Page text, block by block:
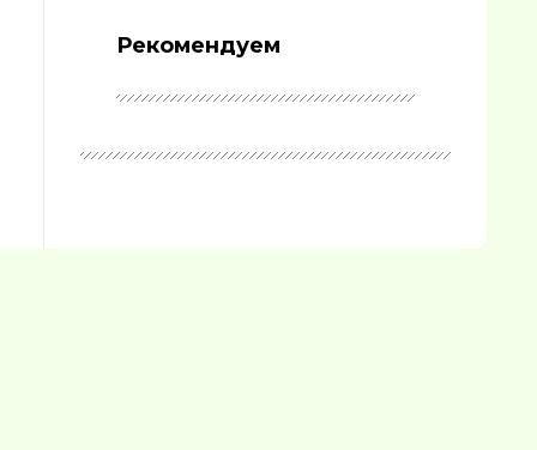
Рекомендуем